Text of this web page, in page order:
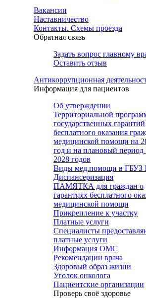
Вакансии
Наставничество
Контакты. Схемы проезда
Обратная связь
Задать вопрос главному
Оставить отзыв
Антикоррупционная
Информация для пациентов
Об утверждении
Территориальной
государственных гарантий
бесплатного оказания
медицинской помощи на
год и на плановый период
2028 годов
Виды мед.помощи в
Диспансеризация
ПАМЯТКА для граждан о
гарантиях бесплатного
медицинской помощи
Прикрепление к участку
Платные услуги
Специалисты
платные услуги
Информация ОМС
Рекомендации врача
Здоровый образ жизни
Уголок онколога
Пациентские организации
Проверь своё здоровье